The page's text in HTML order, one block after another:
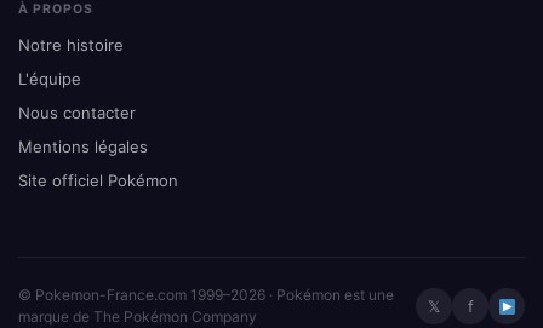
À PROPOS
Notre histoire
L'équipe
Nous contacter
Mentions légales
Site officiel Pokémon
© Pokemon-France.com 1999–2026 · Pokémon est une
marque de The Pokémon Company
𝕏 f